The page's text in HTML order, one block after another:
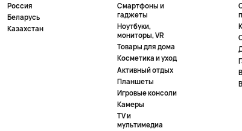
Россия
Беларусь
Казахстан
Смартфоны и
гаджеты
Ноутбуки,
мониторы, VR
Товары для дома
Косметика и уход
Активный отдых
Планшеты
Игровые консоли
Камеры
TV и
мультимедиа